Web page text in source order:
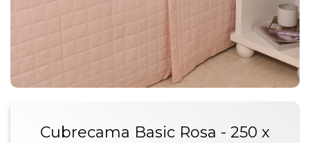
Cubrecama Basic Rosa - 250 x